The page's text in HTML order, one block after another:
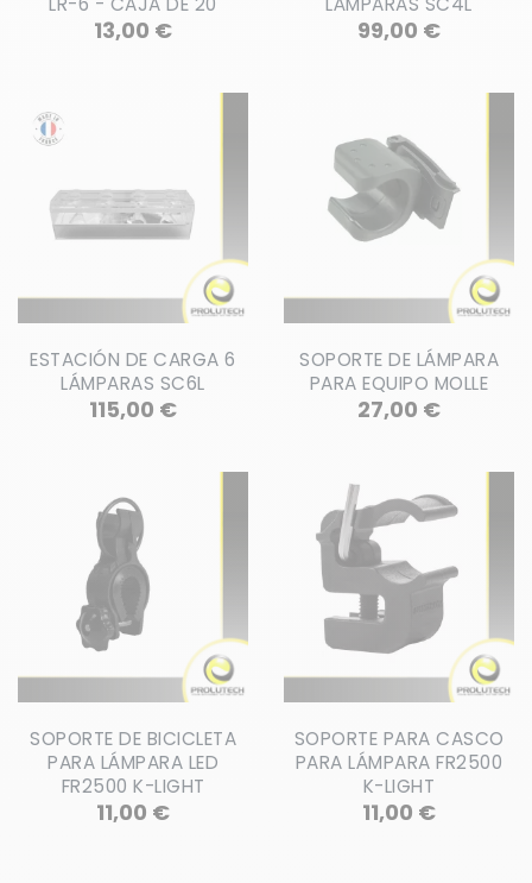
13,00 €Precio 99,00 €Precio
ESTACIÓN DE CARGA 6
LÁMPARAS SC6L
115,00 €Precio
SOPORTE DE LÁMPARA
PARA EQUIPO MOLLE
27,00 €Precio
SOPORTE DE BICICLETA
PARA LÁMPARA LED
FR2500 K-LIGHT
11,00 €Precio
SOPORTE PARA CASCO
PARA LÁMPARA FR2500
K-LIGHT
11,00 €Precio